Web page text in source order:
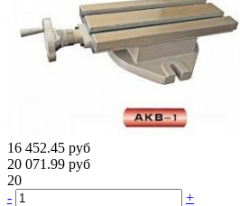
16 452.45 руб
20 071.99 руб
20
-
+